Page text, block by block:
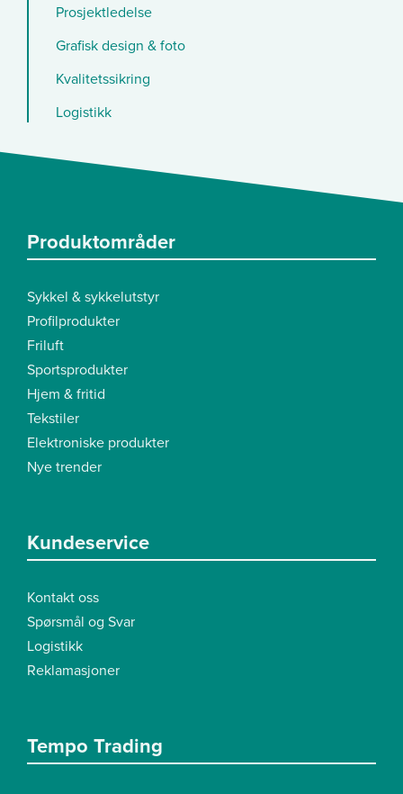
Prosjektledelse
Grafisk design & foto
Kvalitetssikring
Logistikk
Produktområder
Sykkel & sykkelutstyr
Profilprodukter
Friluft
Sportsprodukter
Hjem & fritid
Tekstiler
Elektroniske produkter
Nye trender
Kundeservice
Kontakt oss
Spørsmål og Svar
Logistikk
Reklamasjoner
Tempo Trading